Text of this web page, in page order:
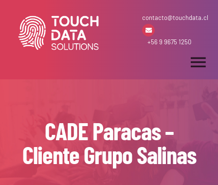
content
contacto@touchdata.cl
+56 9 9675 1250
Arriendo & Venta
Desarrollos
CADE Paracas –
Cliente Grupo Salinas